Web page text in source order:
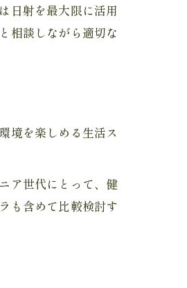
日射を最大限に活用
相談しながら適切な
境を楽しめる生活ス
ア世代にとって、健
も含めて比較検討す